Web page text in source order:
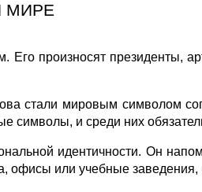
МИРЕ
Его произносят президенты,
стали мировым символом
символы, и среди них
идентичности. Он
офисы или учебные